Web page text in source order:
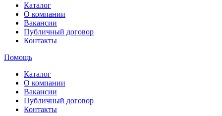
Каталог
О компании
Вакансии
Публичный договор
Контакты
Помощь
Каталог
О компании
Вакансии
Публичный договор
Контакты